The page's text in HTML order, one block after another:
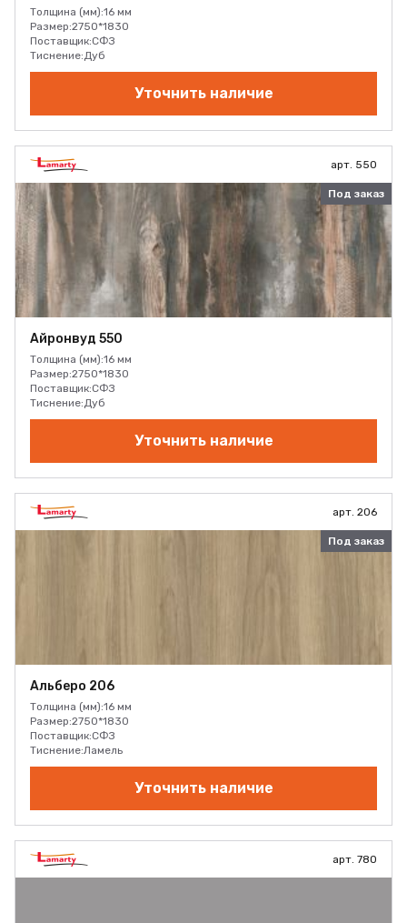
Толщина (мм):16 мм
Размер:2750*1830
Поставщик:СФЗ
Тиснение:Дуб
Уточнить наличие
арт. 550
Под заказ
Айронвуд 550
Толщина (мм):16 мм
Размер:2750*1830
Поставщик:СФЗ
Тиснение:Дуб
Уточнить наличие
арт. 206
Под заказ
Альберо 206
Толщина (мм):16 мм
Размер:2750*1830
Поставщик:СФЗ
Тиснение:Ламель
Уточнить наличие
арт. 780